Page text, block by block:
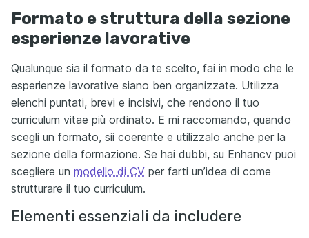
Formato e struttura della sezione
esperienze lavorative
Qualunque sia il formato da te scelto, fai in modo che le
esperienze lavorative siano ben organizzate. Utilizza
elenchi puntati, brevi e incisivi, che rendono il tuo
curriculum vitae più ordinato. E mi raccomando, quando
scegli un formato, sii coerente e utilizzalo anche per la
sezione della formazione. Se hai dubbi, su Enhancv puoi
scegliere un modello di CV per farti un’idea di come
strutturare il tuo curriculum.
Elementi essenziali da includere